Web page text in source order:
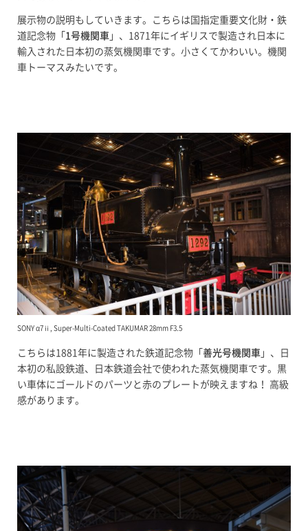
展示物の説明もしていきます。こちらは国指定重要文化財・鉄
道記念物「 1号機関車 」、1871年にイギリスで製造され日本に
輸入された日本初の蒸気機関車です。小さくてかわいい。機関
車トーマスみたいです。
SONY α7ⅱ, Super-Multi-Coated TAKUMAR 28mm F3.5
こちらは1881年に製造された鉄道記念物「 善光号機関車 」、日
本初の私設鉄道、日本鉄道会社で使われた蒸気機関車です。黒
い車体にゴールドのパーツと赤のプレートが映えますね！ 高級
感があります。